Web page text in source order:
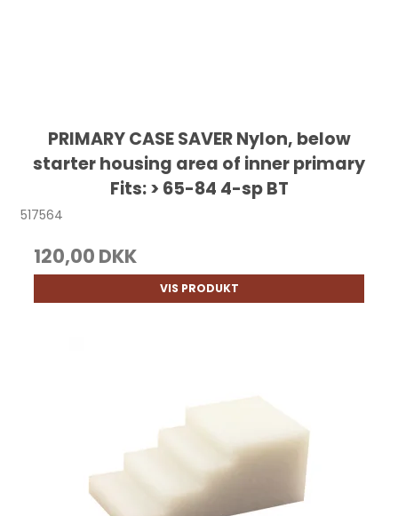
PRIMARY CASE SAVER Nylon, below
starter housing area of inner primary
Fits: > 65-84 4-sp BT
517564
120,00 DKK
VIS PRODUKT